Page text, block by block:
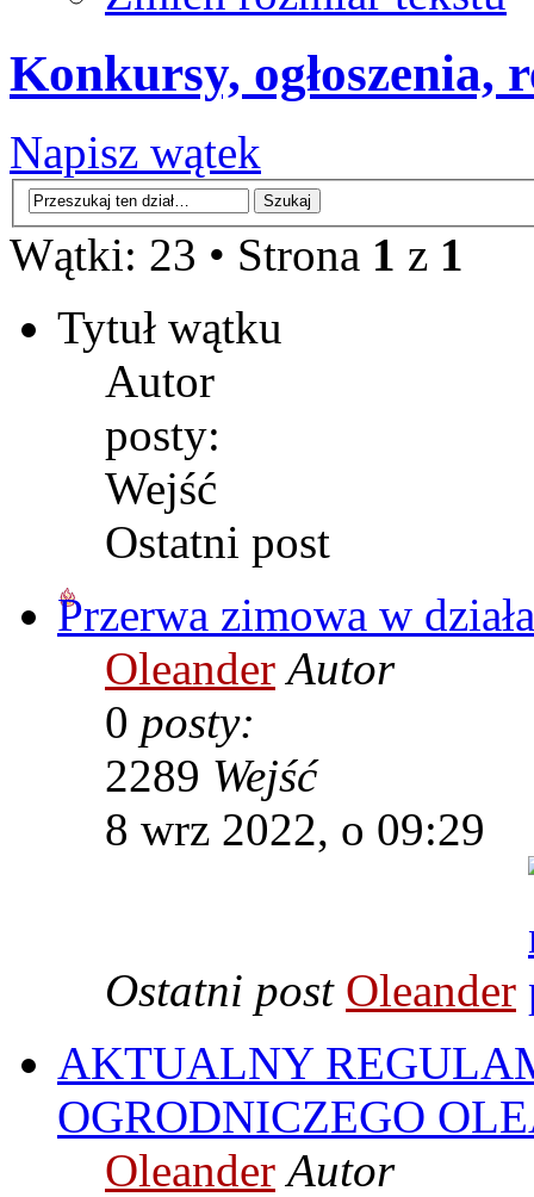
Konkursy, ogłoszenia,
Napisz wątek
Wątki: 23 • Strona 1 z 1
Tytuł wątku
Autor
posty:
Wejść
Ostatni post
Przerwa zimowa w
Oleander Autor
0 posty:
2289 Wejść
8 wrz 2022, o 09:29
Ostatni post Oleander
AKTUALNY
OGRODNICZEGO
Oleander Autor